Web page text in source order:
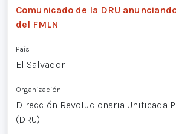
Comunicado de la DRU
del FMLN
País
El Salvador
Organización
Dirección Revolucionaria Unificada
(DRU)